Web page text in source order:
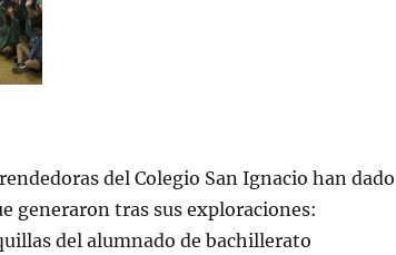
del Colegio San Ignacio han
generaron tras sus exploraciones:
del alumnado de bachillerato